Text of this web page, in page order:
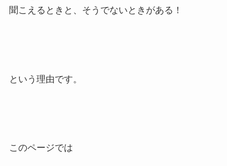
聞こえるときと、そうでないときがある！
という理由です。
このページでは